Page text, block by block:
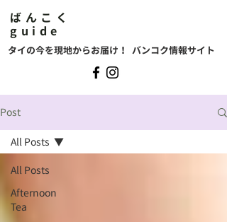
ばんこく
guide
タイの今を現地からお届け！ バンコク情報サイト
Post
All Posts
Afternoon
Tea
All Posts